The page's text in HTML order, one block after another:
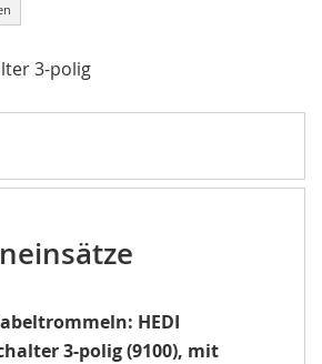
3-polig
HEDI
3-polig (9100), mit